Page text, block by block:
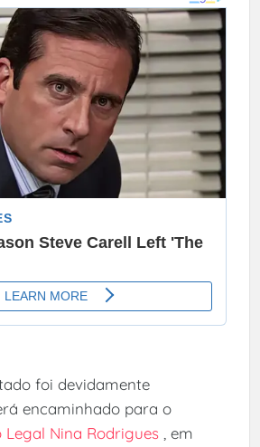
foi devidamente
encaminhado para o
Nina Rodrigues, em